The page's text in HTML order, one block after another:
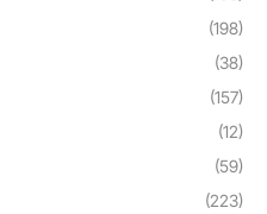
(198)
(38)
(157)
(12)
(59)
(223)